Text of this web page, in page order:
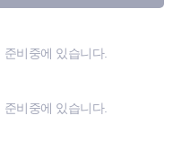
비중에 있습니다.
비중에 있습니다.